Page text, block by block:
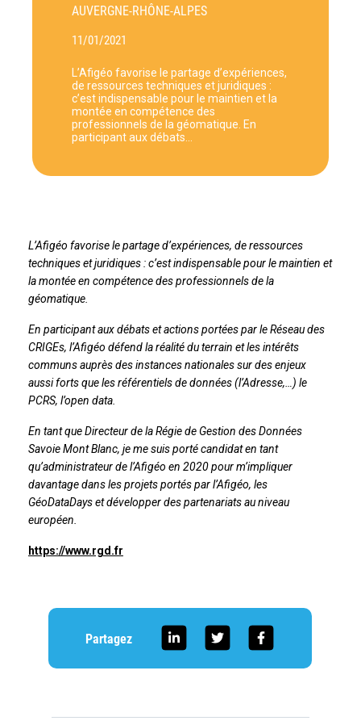
AUVERGNE-RHÔNE-ALPES
11/01/2021
L’Afigéo favorise le partage d’expériences,
de ressources techniques et juridiques :
c’est indispensable pour le maintien et la
montée en compétence des
professionnels de la géomatique. En
participant aux débats…
L’Afigéo favorise le partage d’expériences, de ressources
techniques et juridiques : c’est indispensable pour le maintien et
la montée en compétence des professionnels de la
géomatique.
En participant aux débats et actions portées par le Réseau des
CRIGEs, l’Afigéo défend la réalité du terrain et les intérêts
communs auprès des instances nationales sur des enjeux
aussi forts que les référentiels de données (l’Adresse,…) le
PCRS, l’open data.
En tant que Directeur de la Régie de Gestion des Données
Savoie Mont Blanc, je me suis porté candidat en tant
qu’administrateur de l’Afigéo en 2020 pour m’impliquer
davantage dans les projets portés par l’Afigéo, les
GéoDataDays et développer des partenariats au niveau
européen.
https://www.rgd.fr
Partagez